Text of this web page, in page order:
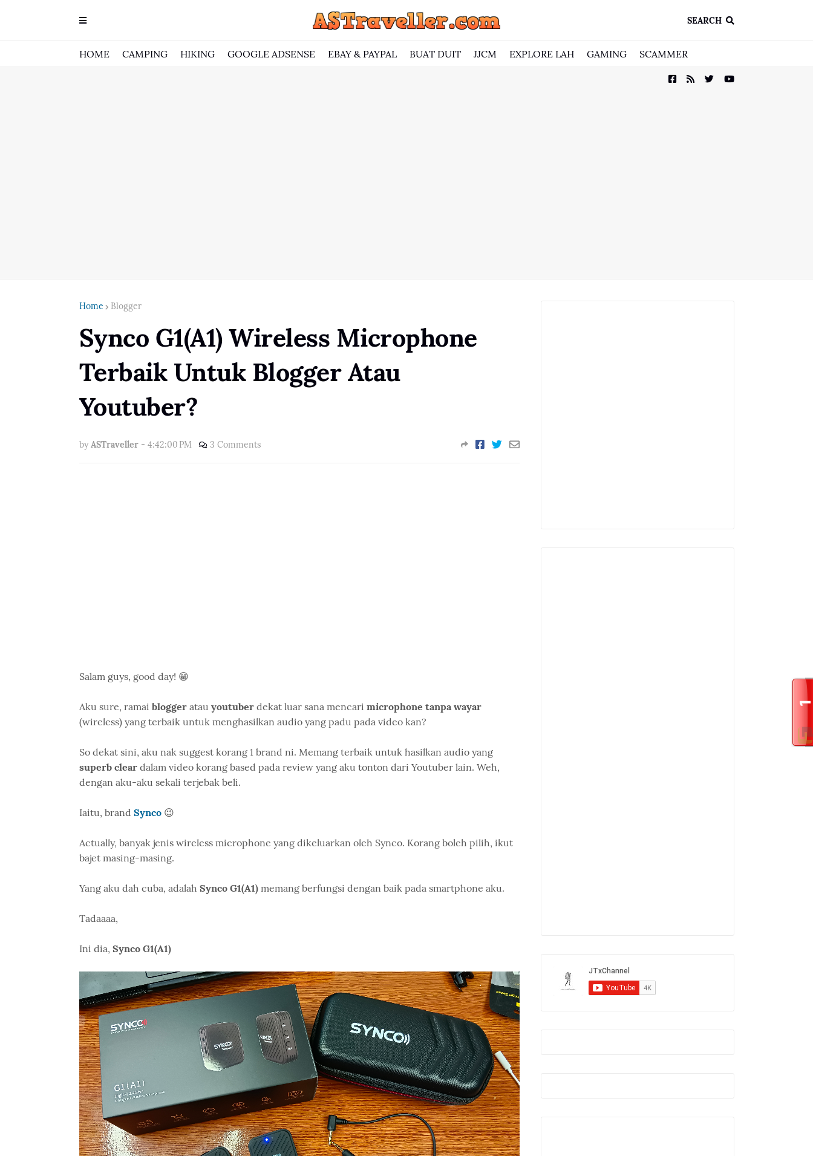
SEARCH
HOME CAMPING HIKING GOOGLE ADSENSE EBAY & PAYPAL BUAT DUIT JJCM EXPLORE LAH GAMING SCAMMER
Home Blogger
Synco G1(A1) Wireless Microphone
Terbaik Untuk Blogger Atau
Youtuber?
by ASTraveller - 4:42:00 PM 3 Comments
Salam guys, good day! 😁
Aku sure, ramai blogger atau youtuber dekat luar sana mencari microphone tanpa wayar
(wireless) yang terbaik untuk menghasilkan audio yang padu pada video kan?
So dekat sini, aku nak suggest korang 1 brand ni. Memang terbaik untuk hasilkan audio yang
superb cleardalam video korang based pada review yang aku tonton dari Youtuber lain. Weh,
dengan aku-aku sekali terjebak beli.
Iaitu, brand Synco 😉
Actually, banyak jenis wireless microphone yang dikeluarkan oleh Synco. Korang boleh pilih, ikut
bajet masing-masing.
Yang aku dah cuba, adalah Synco G1(A1) memang berfungsi dengan baik pada smartphone aku.
Tadaaaa,
Ini dia, Synco G1(A1)